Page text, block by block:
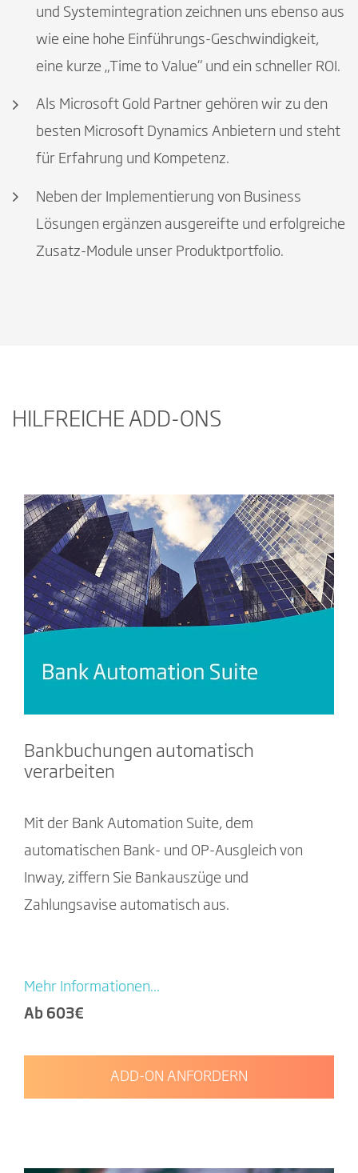
und Systemintegration zeichnen uns ebenso aus
wie eine hohe Einführungs-Geschwindigkeit,
eine kurze „Time to Value“ und ein schneller ROI.
Als Microsoft Gold Partner gehören wir zu den
besten Microsoft Dynamics Anbietern und steht
für Erfahrung und Kompetenz.
Neben der Implementierung von Business
Lösungen ergänzen ausgereifte und erfolgreiche
Zusatz-Module unser Produktportfolio.
HILFREICHE ADD-ONS
Bankbuchungen automatisch
verarbeiten
Mit der Bank Automation Suite, dem
automatischen Bank- und OP-Ausgleich von
Inway, ziffern Sie Bankauszüge und
Zahlungsavise automatisch aus.
Mehr Informationen...
Ab 603€
ADD-ON ANFORDERN